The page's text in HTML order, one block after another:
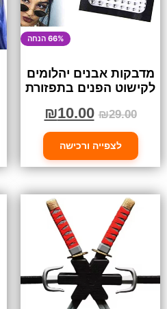
66% הנחה
מדבקות אבנים יהלומים
לקישוט הפנים בתפזורת
₪29.00
₪10.00
לצפייה ורכישה